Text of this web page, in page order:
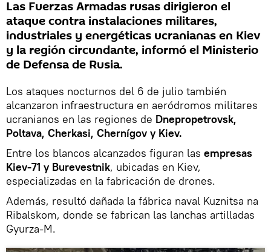
Las Fuerzas Armadas rusas dirigieron el
ataque contra instalaciones militares,
industriales y energéticas ucranianas en Kiev
y la región circundante, informó el Ministerio
de Defensa de Rusia.
Los ataques nocturnos del 6 de julio también
alcanzaron infraestructura en aeródromos militares
ucranianos en las regiones de Dnepropetrovsk,
Poltava, Cherkasi, Chernígov y Kiev.
Entre los blancos alcanzados figuran las empresas
Kiev-71 y Burevestnik, ubicadas en Kiev,
especializadas en la fabricación de drones.
Además, resultó dañada la fábrica naval Kuznitsa na
Ribalskom, donde se fabrican las lanchas artilladas
Gyurza-M.